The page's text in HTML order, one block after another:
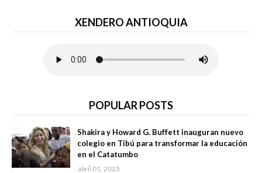
XENDERO ANTIOQUIA
POPULAR POSTS
Shakira y Howard G. Buffett inauguran nuevo
colegio en Tibú para transformar la educación
en el Catatumbo
abril 01, 2025